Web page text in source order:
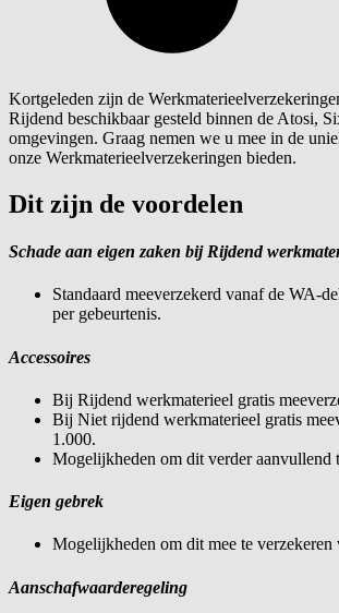
Kortgeleden zijn de
Rijdend beschikbaar gesteld binnen de Atosi,
omgevingen. Graag nemen we u mee in de
onze Werkmaterieelverzekeringen bieden.
Dit zijn de voordelen
Schade aan eigen zaken bij Rijdend
Standaard meeverzekerd vanaf de WA-
per gebeurtenis.
Accessoires
Bij Rijdend werkmaterieel gratis
Bij Niet rijdend werkmaterieel gratis
1.000.
Mogelijkheden om dit verder aanvullend
Eigen gebrek
Mogelijkheden om dit mee te verzekeren
Aanschafwaarderegeling